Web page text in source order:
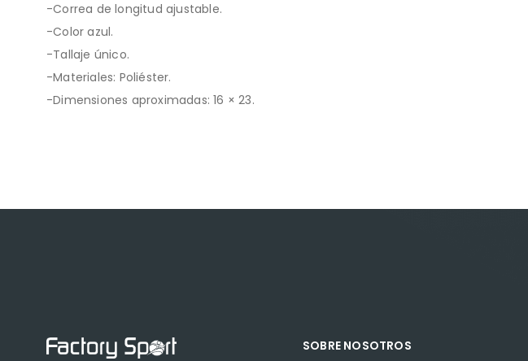
-Correa de longitud ajustable.
-Color azul.
-Tallaje único.
-Materiales: Poliéster.
-Dimensiones aproximadas: 16 × 23.
SOBRE NOSOTROS